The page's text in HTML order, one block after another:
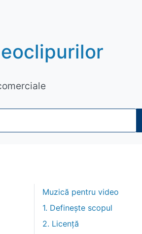
Muzică pentru video
1. Definește scopul
2. Licență